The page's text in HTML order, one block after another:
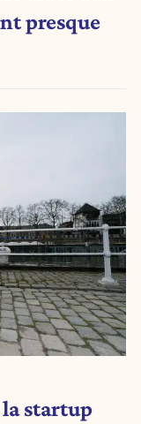
presque
startup